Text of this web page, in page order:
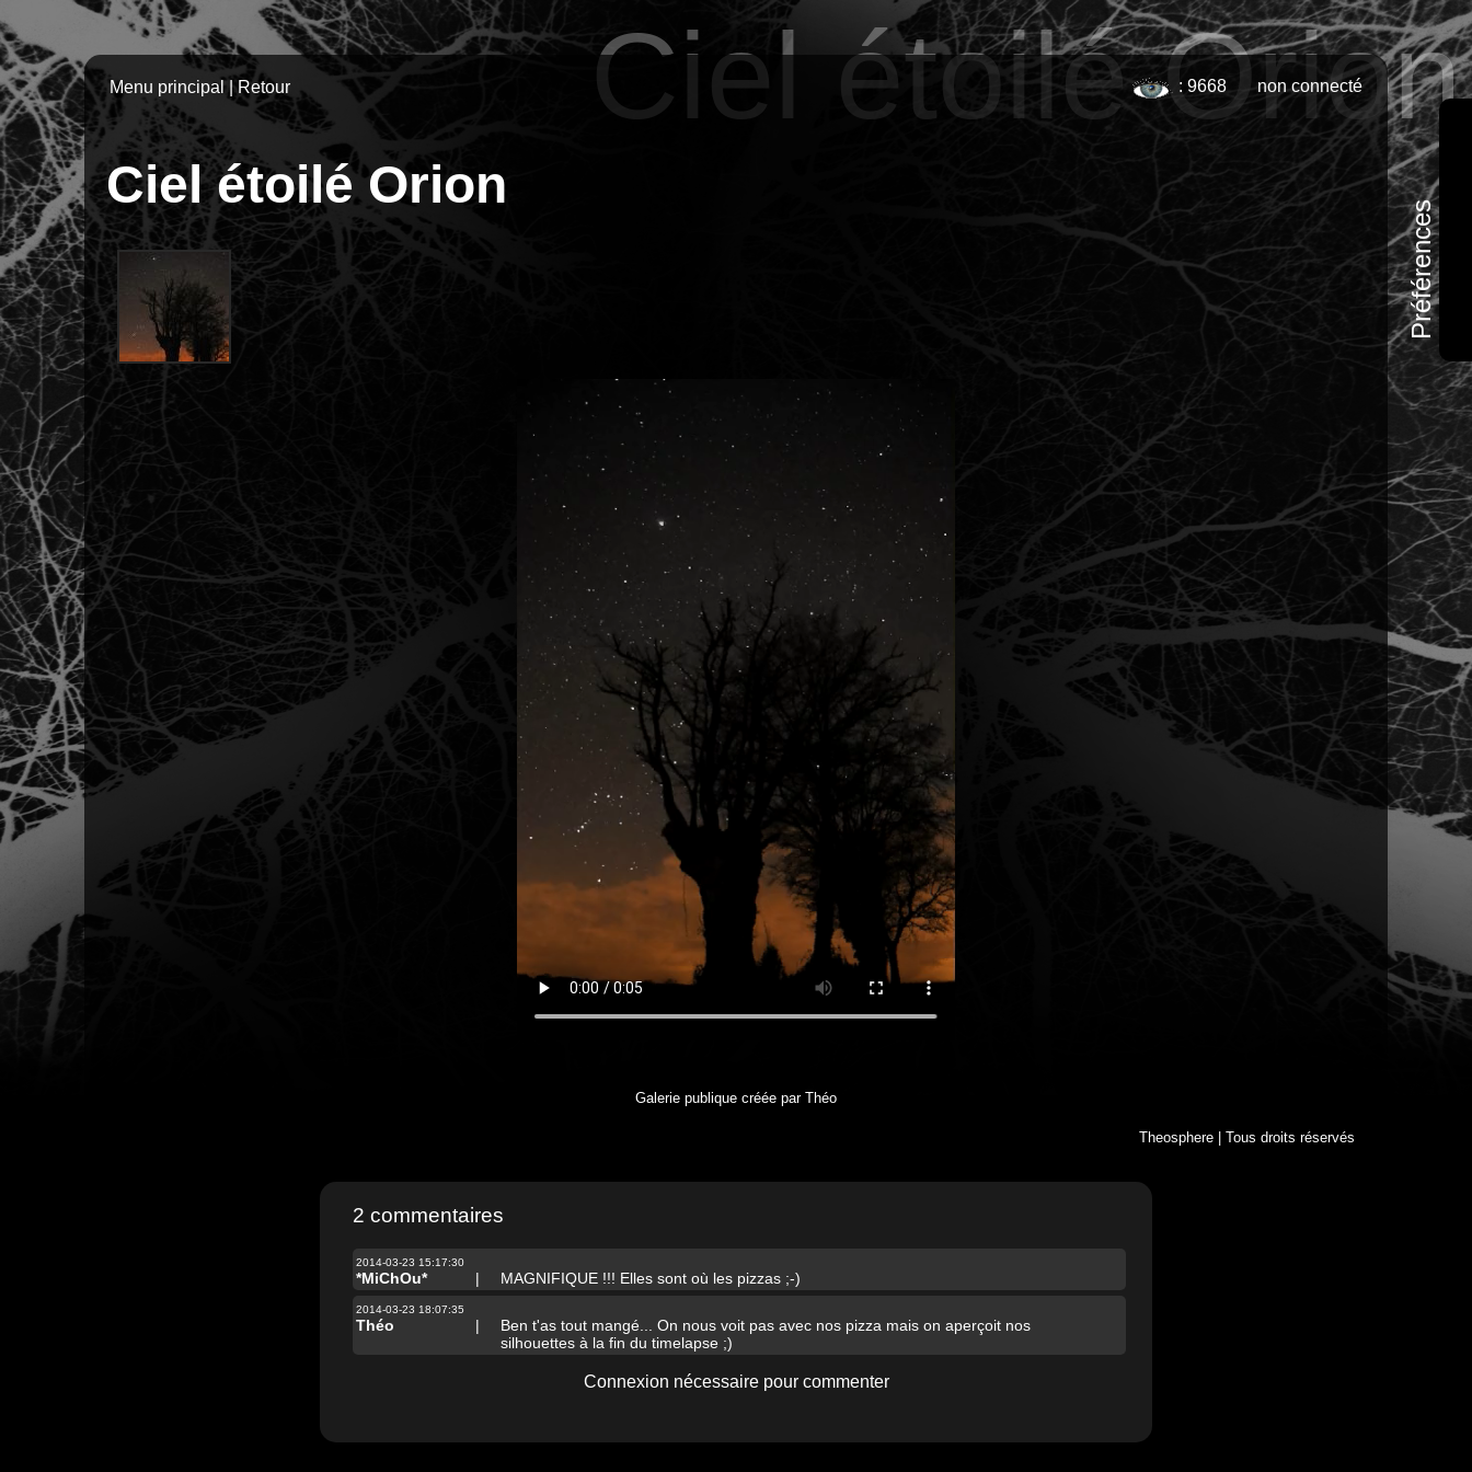
Ciel étoilé Orion
Menu principal|Retour : 9668 non connecté
Ciel étoilé Orion
Galerie publique créée par Théo
Theosphere | Tous droits réservés
2 commentaires
2014-03-23 15:17:30
*MiChOu* | MAGNIFIQUE !!! Elles sont où les pizzas ;-)
2014-03-23 18:07:35
Théo |
Ben t'as tout mangé... On nous voit pas avec nos pizza mais on aperçoit nos
silhouettes à la fin du timelapse ;)
Connexion nécessaire pour commenter
Préférences